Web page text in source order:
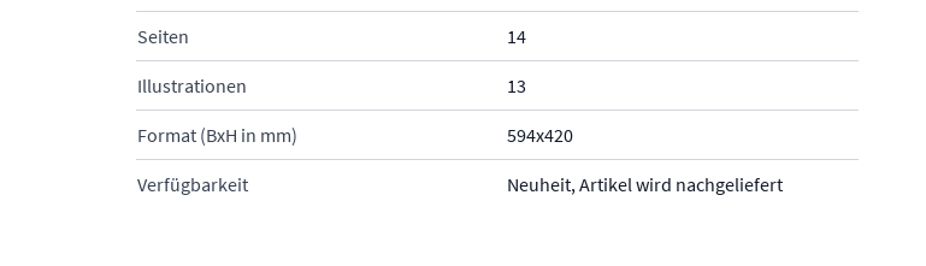
Seiten 14
Illustrationen 13
Format (BxH in mm) 594x420
Verfügbarkeit Neuheit, Artikel wird nachgeliefert